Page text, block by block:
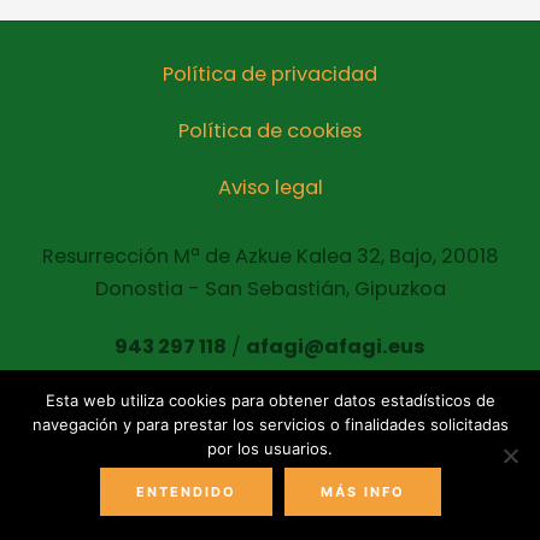
Política de privacidad
Política de cookies
Aviso legal
Resurrección Mª de Azkue Kalea 32, Bajo, 20018
Donostia - San Sebastián, Gipuzkoa
943 297 118 / afagi@afagi.eus
Copyright © 2021 AFAGI Todos los derechos
reservados
Esta web utiliza cookies para obtener datos estadísticos de
navegación y para prestar los servicios o finalidades solicitadas
por los usuarios.
ENTENDIDO MÁS INFO